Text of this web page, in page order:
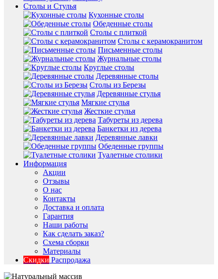
Столы и Стулья
Кухонные столы
Обеденные столы
Столы с плиткой
Столы с керамокранитом
Письменные столы
Журнальные столы
Круглые столы
Деревянные столы
Столы из Березы
Деревянные стулья
Мягкие стулья
Жесткие стулья
Табуреты из дерева
Банкетки из дерева
Деревянные лавки
Обеденные группы
Туалетные столики
Информация
Акции
Отзывы
О нас
Контакты
Доставка и оплата
Гарантия
Наши работы
Как сделать заказ?
Схема сборки
Материалы
Скидки Распродажа